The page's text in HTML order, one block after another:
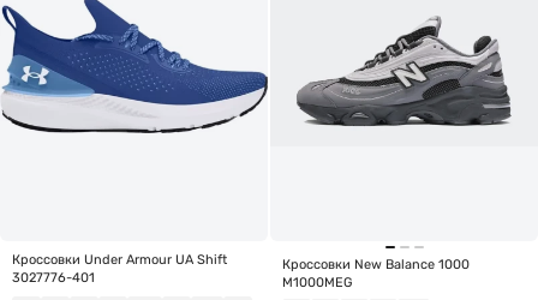
Кроссовки Under Armour UA Shift
3027776-401
Кроссовки New Balance 1000
M1000MEG